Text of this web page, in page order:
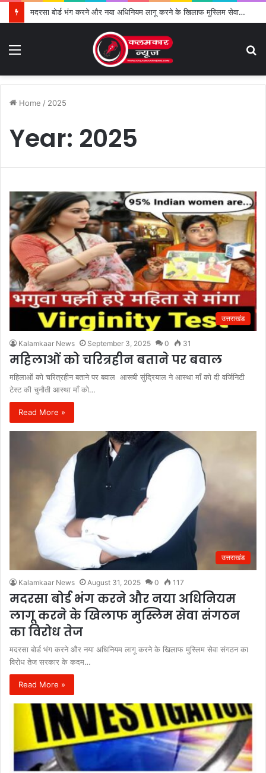
मदरसा बोर्ड भंग करने और नया अधिनियम लागू करने के खिलाफ मुस्लिम सेवा संगठन का विरोध तेज
Home / 2025
Year: 2025
उत्तराखंड
Kalamkaar News September 3, 2025 0 31
महिलाओं को चरित्रहीन बताने पर बवाल
महिलाओं को चरित्रहीन बताने पर बवाल आरूषी सुंद्रियाल ने आस्था माँ को दी वर्जिनिटी
टेस्ट की चुनौती आस्था माँ को…
Read More »
उत्तराखंड
Kalamkaar News August 31, 2025 0 117
मदरसा बोर्ड भंग करने और नया अधिनियम
लागू करने के खिलाफ मुस्लिम सेवा संगठन
का विरोध तेज
मदरसा बोर्ड भंग करने और नया अधिनियम लागू करने के खिलाफ मुस्लिम सेवा संगठन का
विरोध तेज सरकार के कदम…
Read More »